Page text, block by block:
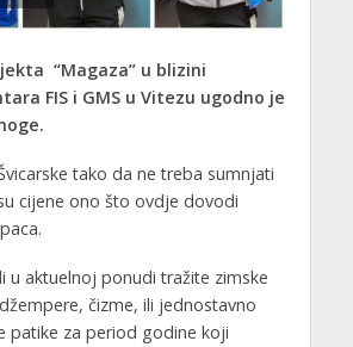
“Magaza” u blizini
FIS i GMS u Vitezu ugodno je
tako da ne treba sumnjati
cijene ono što ovdje dovodi
u aktuelnoj ponudi tražite zimske
čizme, ili jednostavno
patike za period godine koji